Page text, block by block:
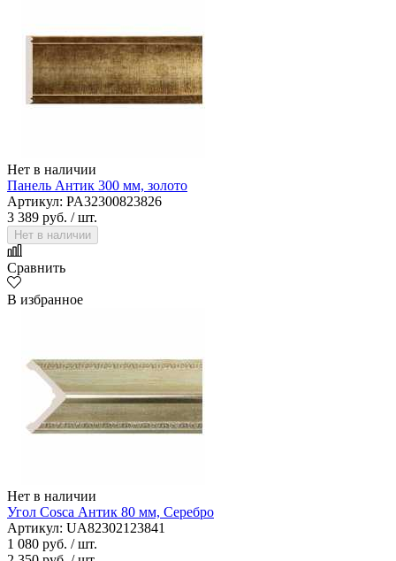
Нет в наличии
Панель Антик 300 мм, золото
Артикул: PA32300823826
3 389 руб. / шт.
Нет в наличии
Сравнить
В избранное
Нет в наличии
Угол Cosca Антик 80 мм, Серебро
Артикул: UA82302123841
1 080 руб. / шт.